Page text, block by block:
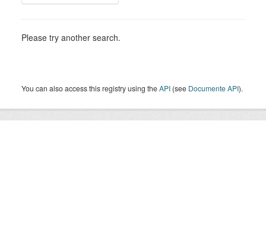
Please try another search.
You can also access this registry using theAPI (see Documente API).